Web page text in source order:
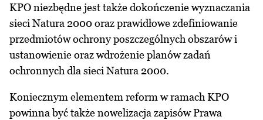
KPO niezbędne jest także dokończenie wyznaczania
sieci Natura 2000 oraz prawidłowe zdefiniowanie
przedmiotów ochrony poszczególnych obszarów i
ustanowienie oraz wdrożenie planów zadań
ochronnych dla sieci Natura 2000.
Koniecznym elementem reform w ramach KPO
powinna być także nowelizacja zapisów Prawa